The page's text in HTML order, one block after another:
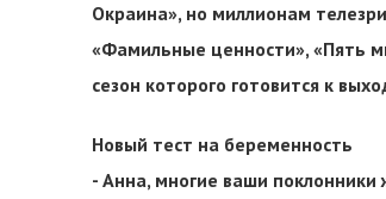
Окраина», но миллионам
«Фамильные ценности», «Пять
сезон которого готовится к
Новый тест на беременность
- Анна, многие ваши поклонники